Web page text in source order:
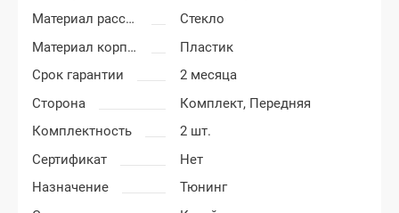
Материал рассеивателя
Стекло
Материал корпуса
Пластик
Срок гарантии
2 месяца
Сторона
Комплект, Передняя
Комплектность
2 шт.
Сертификат
Нет
Назначение
Тюнинг